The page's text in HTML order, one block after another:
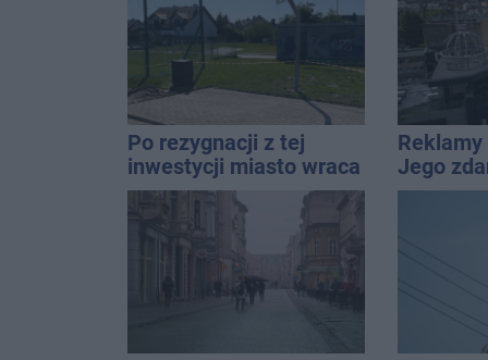
Po rezygnacji z tej
inwestycji miasto wraca
do tematu
Jego
Wroński